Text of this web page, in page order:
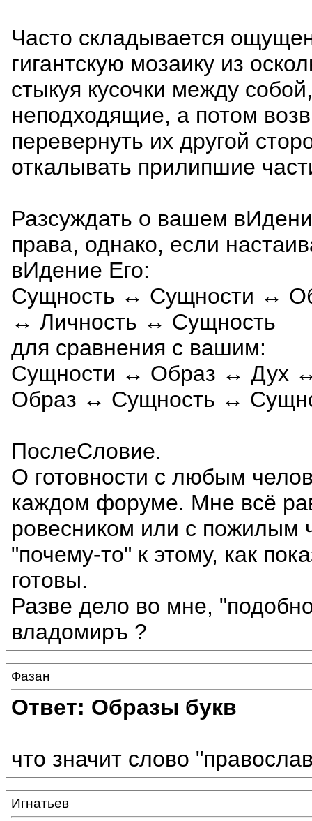
Часто складывается
гигантскую мозаику из
стыкуя кусочки между
неподходящие, а потом
перевернуть их другой
откалывать прилипшие
Разсуждать о вашем
права, однако, если
вИдение Его:
Сущность ↔ Сущности ↔
↔ Личность ↔ Сущность
для сравнения с вашим:
Сущности ↔ Образ ↔ Дух
Образ ↔ Сущность ↔
ПослеСловие.
О готовности с любым
каждом форуме. Мне всё
ровесником или с пожилым
"почему-то" к этому, как
готовы.
Разве дело во мне,
владомиръ ?
Фазан
Ответ: Образы букв
что значит слово
Игнатьев